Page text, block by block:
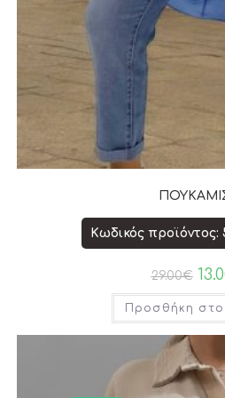
Κωδικός προϊόντος:
29.00€
Προσθήκη στο